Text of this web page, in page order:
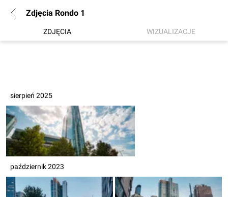
Zdjęcia Rondo 1
ZDJĘCIA WIZUALIZACJE
sierpień 2025
październik 2023